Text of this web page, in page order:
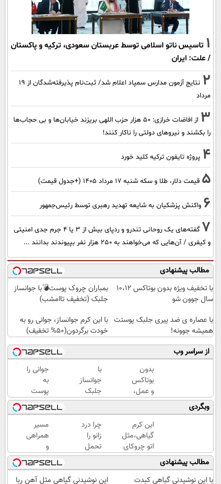
1 تاسیس ناتو اسلامی توسط عربستان سعودی، ترکیه و پاکستان
/ علت: ایران
2
نتایج آزمون مدارس سمپاد اعلام شد/ ثبت‌نام پذیرفته‌شدگان از ۱۹
مرداد
3
از افاضات خرازی: ۵۰ هزار حزب اللهی بریزند خیابان‌ها و بی حجاب‌ها
را بکشند و نیرو‌های دولتی را ناکار کنند!
4 پروژه تایفون ترکیه کلید خورد
5 قیمت دلار، طلا و سکه شنبه ۱۷ مرداد ۱۴۰۵ (+جدول قیمت)
6 واکنش پزشکیان به شایعه تهدید رهبری توسط رئیس‌جمهور
7
گفته‌های یک روحانی تندرو و ردپای بیش از ۳ یا ۴ جرم جدی امنیتی
و کیفری / آن‌هایی که می‌خواهند به ۲۵۰ هزار نفر بپیوندند بدانند ...
مطالب پیشنهادی
با تخفیف ویژه بدون بوتاکس ۱۰،۱۲
سال جوون شو
بمباران چروک پوست💣با جوانساز
جلبک (تخفیف تاامشب)
با عصاره ی ضد پیری جلبک پوستت
همیشه جوونه!
با این کرم جوانساز، جوانی رو به
خودت برگردون(50% تخفیف)
از سراسر وب
بدون
بوتاکس
و عمل،
با این
کرم
جلبک،
پوستت
رو
جوان
کن
با
جوانساز
جلبک
عید
امسال
۱۰سال
جوون
تری
جوانی را
به
پوست
خود
هدیه
دهید...
وبگردی
این کرم
گیاهی،مثل
اتو چروکای
پوستتوصاف
میکنه!50%تخفیف
چرا درد
زانو را
تحمل
می‌کنی؟
خیلی
ساده
مسیر
همراهی
و
گزارش
عملکرد
گروه
مطالب پیشنهادی
با این نوشیدنی گیاهی کبدت
این نوشیدنی گیاهی مثل آهن ربا